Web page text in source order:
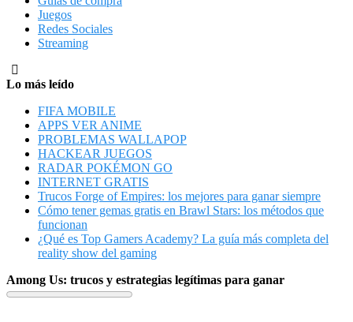
Juegos
Redes Sociales
Streaming
Lo más leído
FIFA MOBILE
APPS VER ANIME
PROBLEMAS WALLAPOP
HACKEAR JUEGOS
RADAR POKÉMON GO
INTERNET GRATIS
Trucos Forge of Empires: los mejores para ganar siempre
Cómo tener gemas gratis en Brawl Stars: los métodos que
funcionan
¿Qué es Top Gamers Academy? La guía más completa del
reality show del gaming
Among Us: trucos y estrategias legítimas para ganar